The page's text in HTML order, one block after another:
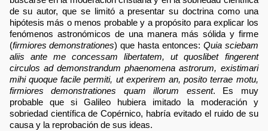
de su autor, que se limitó a presentar su doctrina como una
hipótesis más o menos probable y a propósito para explicar los
fenómenos astronómicos de una manera más sólida y firme
(firmiores demonstrationes) que hasta entonces: Quia sciebam
aliis ante me concessam libertatem, ut quoslibet fingerent
circulos ad demonstrandum phaenomena astrorum, existimari
mihi quoque facile permiti, ut experirem an, posito terrae motu,
firmiores demonstrationes quam illorum essent. Es muy
probable que si Galileo hubiera imitado la moderación y
sobriedad científica de Copérnico, habría evitado el ruido de su
causa y la reprobación de sus ideas.